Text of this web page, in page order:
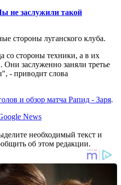
не заслужили такой
стороны луганского клуба.
со стороны техники, а в их
Они заслуженно заняли третье
- приводит слова
и обзор матча Рапид - Заря.
News
необходимый текст и
об этом редакции.